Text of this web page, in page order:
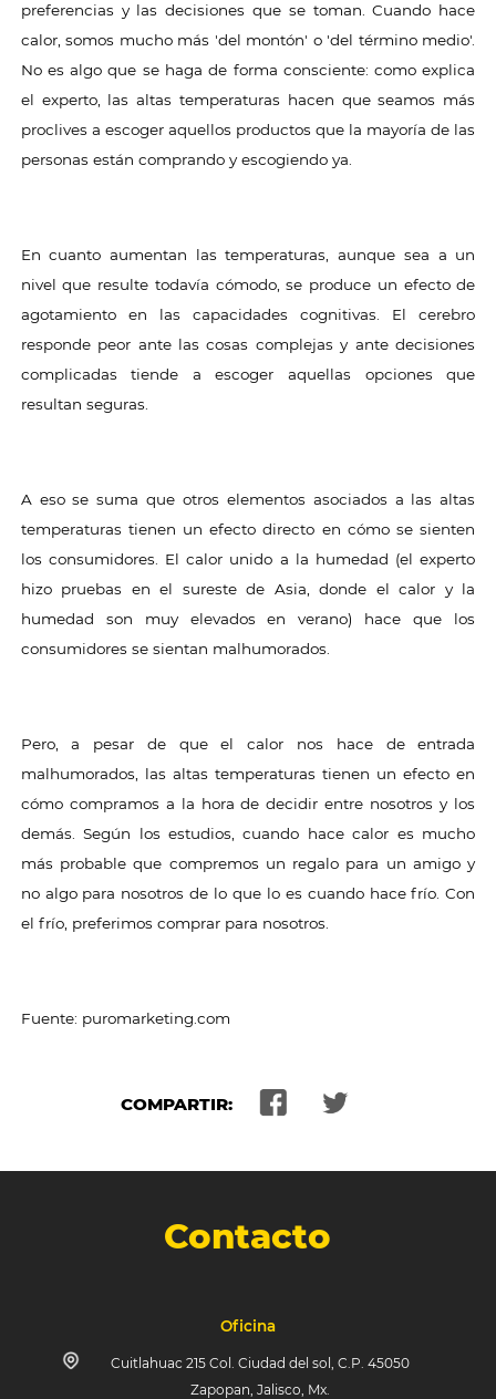
preferencias y las decisiones que se toman. Cuando hace
calor, somos mucho más 'del montón' o 'del término medio'.
No es algo que se haga de forma consciente: como explica
el experto, las altas temperaturas hacen que seamos más
proclives a escoger aquellos productos que la mayoría de las
personas están comprando y escogiendo ya.
En cuanto aumentan las temperaturas, aunque sea a un
nivel que resulte todavía cómodo, se produce un efecto de
agotamiento en las capacidades cognitivas. El cerebro
responde peor ante las cosas complejas y ante decisiones
complicadas tiende a escoger aquellas opciones que
resultan seguras.
A eso se suma que otros elementos asociados a las altas
temperaturas tienen un efecto directo en cómo se sienten
los consumidores. El calor unido a la humedad (el experto
hizo pruebas en el sureste de Asia, donde el calor y la
humedad son muy elevados en verano) hace que los
consumidores se sientan malhumorados.
Pero, a pesar de que el calor nos hace de entrada
malhumorados, las altas temperaturas tienen un efecto en
cómo compramos a la hora de decidir entre nosotros y los
demás. Según los estudios, cuando hace calor es mucho
más probable que compremos un regalo para un amigo y
no algo para nosotros de lo que lo es cuando hace frío. Con
el frío, preferimos comprar para nosotros.
Fuente: puromarketing.com
COMPARTIR:
Contacto
Oficina
Cuitlahuac 215 Col. Ciudad del sol, C.P. 45050
Zapopan, Jalisco, Mx.